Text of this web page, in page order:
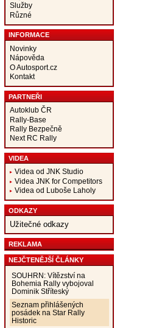
Služby
Různé
INFORMACE
Novinky
Nápověda
O Autosport.cz
Kontakt
PARTNEŘI
Autoklub ČR
Rally-Base
Rally Bezpečně
Next RC Rally
VIDEA
Videa od JNK Studio
Videa JNK for Competitors
Videa od Luboše Laholy
ODKAZY
Užitečné odkazy
REKLAMA
NEJČTENĚJŠÍ ČLÁNKY
SOUHRN: Vítězství na
Bohemia Rally vybojoval
Dominik Stříteský
Seznam přihlášených
posádek na Star Rally
Historic